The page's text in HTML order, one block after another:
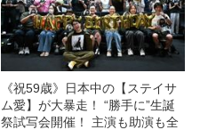
《祝59歳》日本中の【ステイサ
ム愛】が大暴走！ “勝手に”生誕
祭試写会開催！ 主演も助演も全